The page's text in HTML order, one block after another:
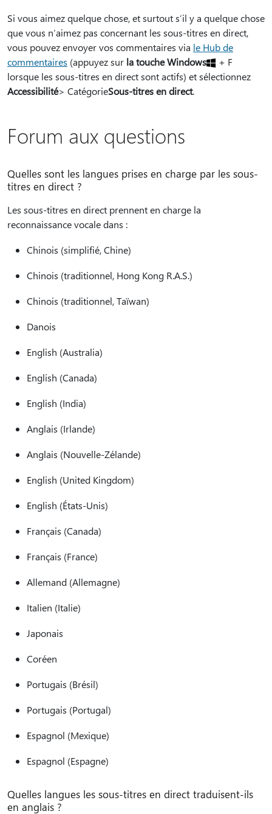
Si vous aimez quelque chose, et surtout s’il y a quelque chose
que vous n’aimez pas concernant les sous-titres en direct,
vous pouvez envoyer vos commentaires via le Hub de
commentaires (appuyez sur la touche Windows
+ F
lorsque les sous-titres en direct sont actifs) et sélectionnez
Accessibilité> CatégorieSous-titres en direct.
Forum aux questions
Quelles sont les langues prises en charge par les sous-
titres en direct ?
Les sous-titres en direct prennent en charge la
reconnaissance vocale dans :
Chinois (simplifié, Chine)
Chinois (traditionnel, Hong Kong R.A.S.)
Chinois (traditionnel, Taïwan)
Danois
English (Australia)
English (Canada)
English (India)
Anglais (Irlande)
Anglais (Nouvelle-Zélande)
English (United Kingdom)
English (États-Unis)
Français (Canada)
Français (France)
Allemand (Allemagne)
Italien (Italie)
Japonais
Coréen
Portugais (Brésil)
Portugais (Portugal)
Espagnol (Mexique)
Espagnol (Espagne)
Quelles langues les sous-titres en direct traduisent-ils
en anglais ?